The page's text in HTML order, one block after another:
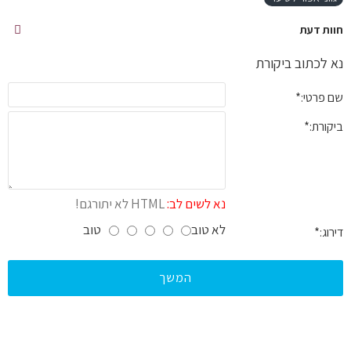
חוות דעת
נא לכתוב ביקורת
שם פרטי:
ביקורת:
נא לשים לב:
דירוג: לא טוב טוב
המשך